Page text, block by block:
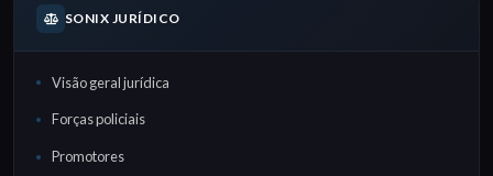
SONIX JURÍDICO
Visão geral jurídica
Forças policiais
Promotores